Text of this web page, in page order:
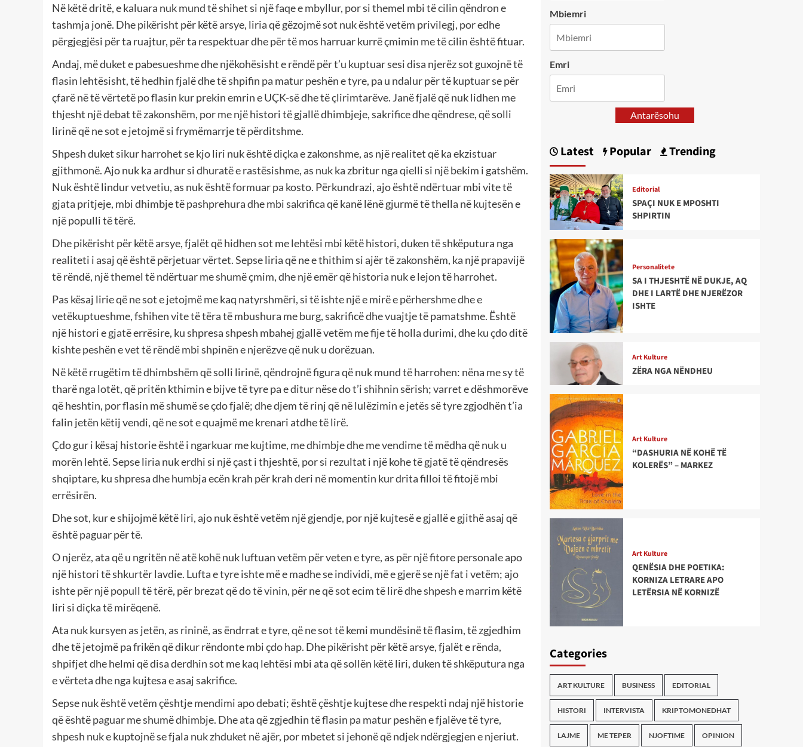
Në këtë dritë, e kaluara nuk mund të shihet si një faqe e mbyllur, por si themel mbi të cilin qëndron e
tashmja jonë. Dhe pikërisht për këtë arsye, liria që gëzojmë sot nuk është vetëm privilegj, por edhe
përgjegjësi për ta ruajtur, për ta respektuar dhe për të mos harruar kurrë çmimin me të cilin është fituar.
Andaj, më duket e pabesueshme dhe njëkohësisht e rëndë për t’u kuptuar sesi disa njerëz sot guxojnë të
flasin lehtësisht, të hedhin fjalë dhe të shpifin pa matur peshën e tyre, pa u ndalur për të kuptuar se për
çfarë në të vërtetë po flasin kur prekin emrin e UÇK-së dhe të çlirimtarëve. Janë fjalë që nuk lidhen me
thjesht një debat të zakonshëm, por me një histori të gjallë dhimbjeje, sakrifice dhe qëndrese, që solli
lirinë që ne sot e jetojmë si frymëmarrje të përditshme.
Shpesh duket sikur harrohet se kjo liri nuk është diçka e zakonshme, as një realitet që ka ekzistuar
gjithmonë. Ajo nuk ka ardhur si dhuratë e rastësishme, as nuk ka zbritur nga qielli si një bekim i gatshëm.
Nuk është lindur vetvetiu, as nuk është formuar pa kosto. Përkundrazi, ajo është ndërtuar mbi vite të
gjata pritjeje, mbi dhimbje të pashprehura dhe mbi sakrifica që kanë lënë gjurmë të thella në kujtesën e
një populli të tërë.
Dhe pikërisht për këtë arsye, fjalët që hidhen sot me lehtësi mbi këtë histori, duken të shkëputura nga
realiteti i asaj që është përjetuar vërtet. Sepse liria që ne e thithim si ajër të zakonshëm, ka një prapavijë
të rëndë, një themel të ndërtuar me shumë çmim, dhe një emër që historia nuk e lejon të harrohet.
Pas kësaj lirie që ne sot e jetojmë me kaq natyrshmëri, si të ishte një e mirë e përhershme dhe e
vetëkuptueshme, fshihen vite të tëra të mbushura me burg, sakrificë dhe vuajtje të pamatshme. Është
një histori e gjatë errësire, ku shpresa shpesh mbahej gjallë vetëm me fije të holla durimi, dhe ku çdo ditë
kishte peshën e vet të rëndë mbi shpinën e njerëzve që nuk u dorëzuan.
Në këtë rrugëtim të dhimbshëm që solli lirinë, qëndrojnë figura që nuk mund të harrohen: nëna me sy të
tharë nga lotët, që pritën kthimin e bijve të tyre pa e ditur nëse do t’i shihnin sërish; varret e dëshmorëve
që heshtin, por flasin më shumë se çdo fjalë; dhe djem të rinj që në lulëzimin e jetës së tyre zgjodhën t’ia
falin jetën këtij vendi, që ne sot e quajmë me krenari atdhe të lirë.
Çdo gur i kësaj historie është i ngarkuar me kujtime, me dhimbje dhe me vendime të mëdha që nuk u
morën lehtë. Sepse liria nuk erdhi si një çast i thjeshtë, por si rezultat i një kohe të gjatë të qëndresës
shqiptare, ku shpresa dhe humbja ecën krah për krah deri në momentin kur drita filloi të fitojë mbi
errësirën.
Dhe sot, kur e shijojmë këtë liri, ajo nuk është vetëm një gjendje, por një kujtesë e gjallë e gjithë asaj që
është paguar për të.
O njerëz, ata që u ngritën në atë kohë nuk luftuan vetëm për veten e tyre, as për një fitore personale apo
një histori të shkurtër lavdie. Lufta e tyre ishte më e madhe se individi, më e gjerë se një fat i vetëm; ajo
ishte për një popull të tërë, për brezat që do të vinin, për ne që sot ecim të lirë dhe shpesh e marrim këtë
liri si diçka të mirëqenë.
Ata nuk kursyen as jetën, as rininë, as ëndrrat e tyre, që ne sot të kemi mundësinë të flasim, të zgjedhim
dhe të jetojmë pa frikën që dikur rëndonte mbi çdo hap. Dhe pikërisht për këtë arsye, fjalët e rënda,
shpifjet dhe helmi që disa derdhin sot me kaq lehtësi mbi ata që sollën këtë liri, duken të shkëputura nga
e vërteta dhe nga kujtesa e asaj sakrifice.
Sepse nuk është vetëm çështje mendimi apo debati; është çështje kujtese dhe respekti ndaj një historie
që është paguar me shumë dhimbje. Dhe ata që zgjedhin të flasin pa matur peshën e fjalëve të tyre,
shpesh nuk e kuptojnë se fjala nuk zhduket në ajër, por mbetet si jehonë që ndjek ndërgjegjen e njeriut.
Mbiemri
Emri
Antarësohu
Latest Popular Trending
Editorial
SPAÇI NUK E MPOSHTI
SHPIRTIN
Personalitete
SA I THJESHTË NË DUKJE, AQ
DHE I LARTË DHE NJERËZOR
ISHTE
Art Kulture
ZËRA NGA NËNDHEU
Art Kulture
“DASHURIA NË KOHË TË
KOLERËS” – MARKEZ
Art Kulture
QENËSIA DHE POETIKA:
KORNIZA LETRARE APO
LETËRSIA NË KORNIZË
Categories
ART KULTURE BUSINESS EDITORIAL
HISTORI INTERVISTA KRIPTOMONEDHAT
LAJME ME TEPER NJOFTIME OPINION